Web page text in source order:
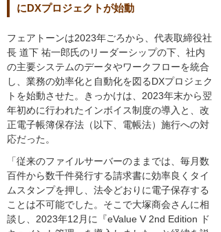
にDXプロジェクトが始動
フェアトーンは2023年ごろから、代表取締役社
長 道下 祐一郎氏のリーダーシップの下、社内
の主要システムのデータやワークフローを統合
し、業務の効率化と自動化を図るDXプロジェク
トを始動させた。きっかけは、2023年末から翌
年初めに行われたインボイス制度の導入と、改
正電子帳簿保存法（以下、電帳法）施行への対
応だった。
「従来のファイルサーバーのままでは、毎月数
百件から数千件発行する請求書に効率良くタイ
ムスタンプを押し、法令どおりに電子保存する
ことは不可能でした。そこで大塚商会さんに相
談し、2023年12月に『eValue V 2nd Edition ド